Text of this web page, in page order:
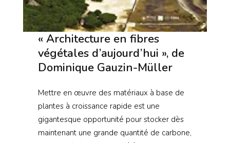
« Architecture en fibres
végétales d’aujourd’hui », de
Dominique Gauzin-Müller
Mettre en œuvre des matériaux à base de
plantes à croissance rapide est une
gigantesque opportunité pour stocker dès
maintenant une grande quantité de carbone,